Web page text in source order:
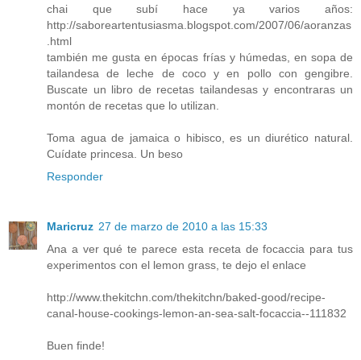
chai que subí hace ya varios años:
http://saboreartentusiasma.blogspot.com/2007/06/aoranzas
.html
también me gusta en épocas frías y húmedas, en sopa de
tailandesa de leche de coco y en pollo con gengibre.
Buscate un libro de recetas tailandesas y encontraras un
montón de recetas que lo utilizan.
Toma agua de jamaica o hibisco, es un diurético natural.
Cuídate princesa. Un beso
Responder
Maricruz 27 de marzo de 2010 a las 15:33
Ana a ver qué te parece esta receta de focaccia para tus
experimentos con el lemon grass, te dejo el enlace
http://www.thekitchn.com/thekitchn/baked-good/recipe-
canal-house-cookings-lemon-an-sea-salt-focaccia--111832
Buen finde!